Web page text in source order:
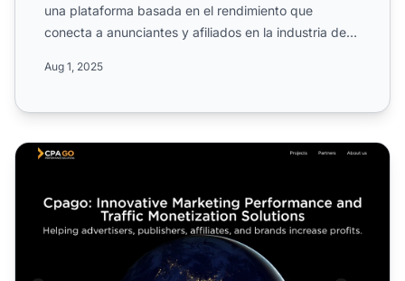
una plataforma basada en el rendimiento que
conecta a anunciantes y afiliados en la industria de
Aug 1, 2025
Programa de Afiliados de CPAGO